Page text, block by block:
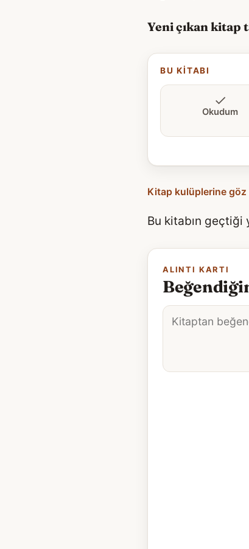
Yeni çıkan kitap
BU KITABI
Okudum
Kitap kulüplerine
Bu kitabın
ALINTI KARTI
Alıntı
metni